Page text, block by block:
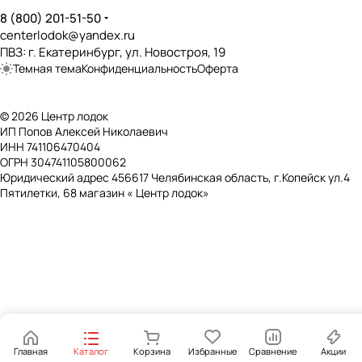
Натяжное
Наличие слани ?
❌
Количество воздушных отсеков
2
Отдельный отсек дна ?
❌
Наличие клапана авто-сброса давления ?
8 (800) 201-51-50
centerlodok@yandex.ru
ПВЗ: г. Екатеринбург, ул. Новостроя, 19
Темная темаКонфиденциальностьОферта
© 2026 Центр лодок
ИП Попов Алексей Николаевич
ИНН 741106470404
ОГРН 304741105800062
Юридический адрес 456617 Челябинская область, г.Копейск ул.4
Пятилетки, 68 магазин « Центр лодок»
Главная Каталог Корзина Избранные Сравнение Акции